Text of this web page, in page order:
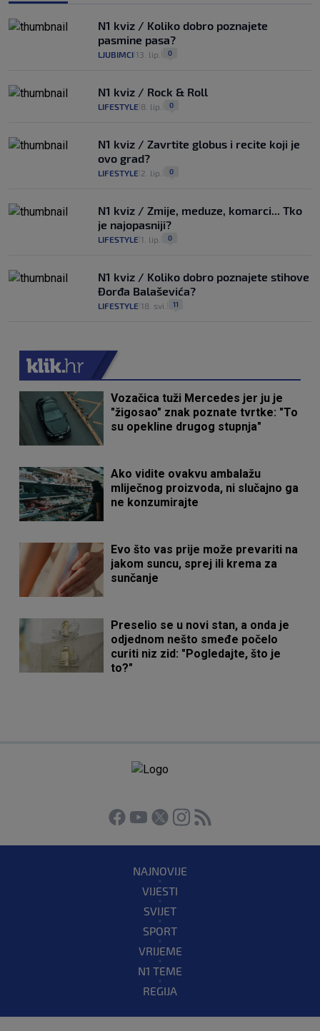
N1 kviz / Koliko dobro poznajete
pasmine pasa?
LJUBIMCI 13. lip. 0
N1 kviz / Rock & Roll
LIFESTYLE 8. lip. 0
N1 kviz / Zavrtite globus i recite koji je
ovo grad?
LIFESTYLE 2. lip. 0
N1 kviz / Zmije, meduze, komarci... Tko
je najopasniji?
LIFESTYLE 1. lip. 0
N1 kviz / Koliko dobro poznajete stihove
Đorđa Balaševića?
LIFESTYLE 18. svi. 11
Vozačica tuži Mercedes jer ju je
"žigosao" znak poznate tvrtke: "To
su opekline drugog stupnja"
Ako vidite ovakvu ambalažu
mliječnog proizvoda, ni slučajno ga
ne konzumirajte
Evo što vas prije može prevariti na
jakom suncu, sprej ili krema za
sunčanje
Preselio se u novi stan, a onda je
odjednom nešto smeđe počelo
curiti niz zid: "Pogledajte, što je
to?"
NAJNOVIJE
VIJESTI
SVIJET
SPORT
VRIJEME
N1 TEME
REGIJA